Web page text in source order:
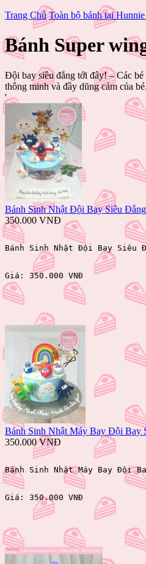
Trang Chủ Toàn bộ bánh tại
Bánh Super
Đội bay siêu đẳng tới đây! – Các
thông minh và đầy dũng cảm của
'
Bánh Sinh Nhật Đội Bay Siêu
350.000 VNĐ
Bánh Sinh Nhật Đội Bay Siêu
Giá: 350.000 VNĐ
Bánh Sinh Nhật Máy Bay Đội Bay
350.000 VNĐ
Bánh Sinh Nhật Máy Bay Đội
Giá: 350.000 VNĐ